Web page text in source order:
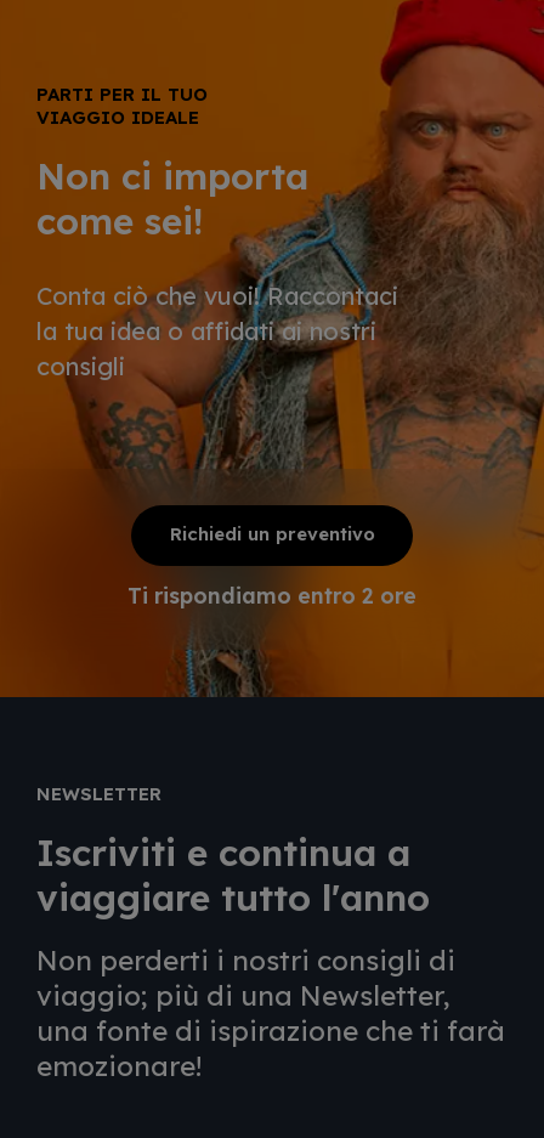
PARTI PER IL TUO
VIAGGIO IDEALE
Non ci importa
come sei!
Conta ciò che vuoi! Raccontaci
la tua idea o affidati ai nostri
consigli
Richiedi un preventivo
Ti rispondiamo entro 2 ore
NEWSLETTER
Iscriviti e continua a
viaggiare tutto l'anno
Non perderti i nostri consigli di
viaggio; più di una Newsletter,
una fonte di ispirazione che ti farà
emozionare!